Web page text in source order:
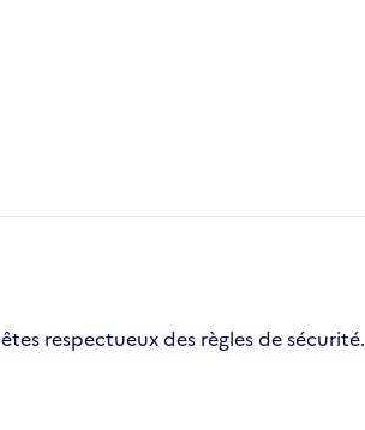
respectueux des règles de sécurité.